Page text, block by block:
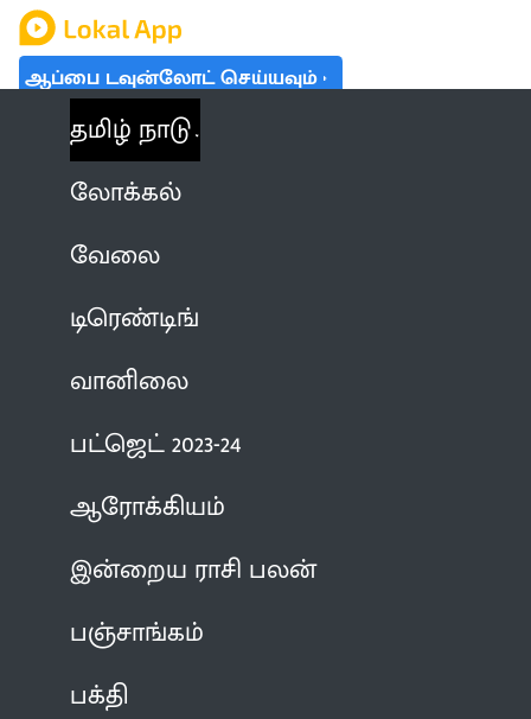
ஆப்பை டவுன்லோட் செய்யவும்
தமிழ் நாடு
லோக்கல்
வேலை
டிரெண்டிங்
வானிலை
பட்ஜெட் 2023-24
ஆரோக்கியம்
இன்றைய ராசி பலன்
பஞ்சாங்கம்
பக்தி